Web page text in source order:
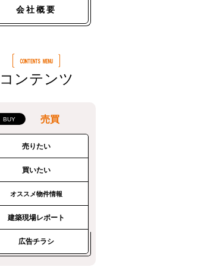
会社概要
コンテンツ
売買
売りたい
買いたい
オススメ物件情報
建築現場レポート
広告チラシ